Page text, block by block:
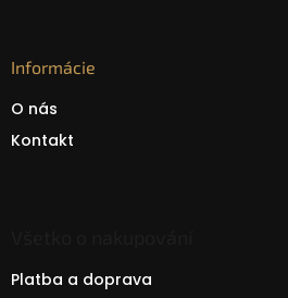
Informácie
O nás
Kontakt
Platba a doprava